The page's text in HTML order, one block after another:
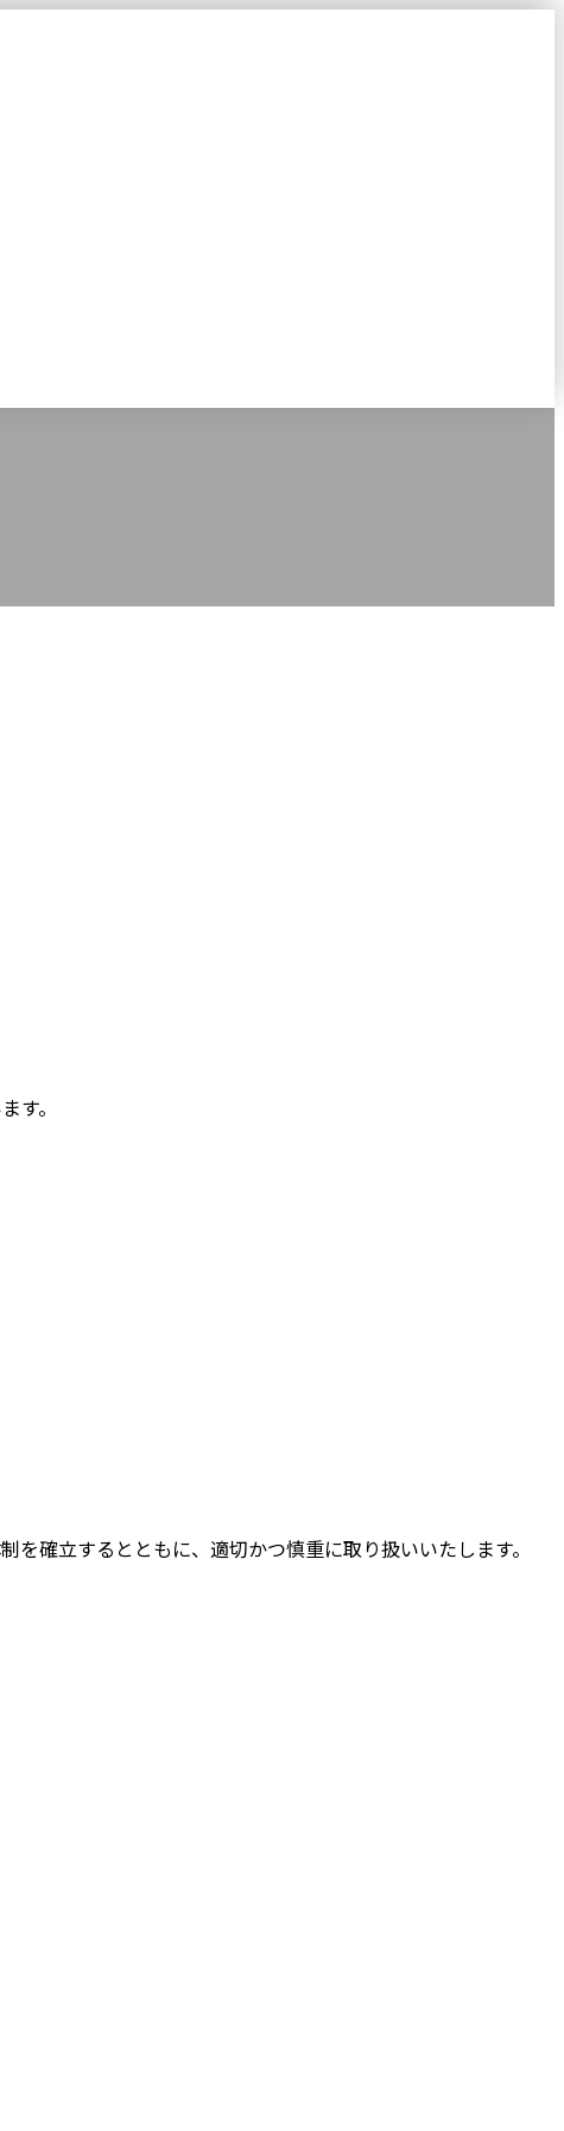
す。
確立するとともに、適切かつ慎重に取り扱いいたします。